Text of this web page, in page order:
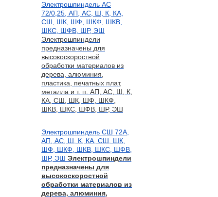
Электрошпиндель АС
72/0,25, АП, АС, Ш, К, КА,
СШ, ШК, ШФ, ШКФ, ШКВ,
ШКС, ШФВ, ШР, ЭШ
Электрошпиндели
предназначены для
высокоскоростной
обработки материалов из
дерева, алюминия,
пластика, печатных плат,
металла и т. п. АП, АС, Ш, К,
КА, СШ, ШК, ШФ, ШКФ,
ШКВ, ШКС, ШФВ, ШР, ЭШ
Электрошпиндель СШ 72А,
АП, АС, Ш, К, КА, СШ, ШК,
ШФ, ШКФ, ШКВ, ШКС, ШФВ,
ШР, ЭШ Электрошпиндели
предназначены для
высокоскоростной
обработки материалов из
дерева, алюминия,